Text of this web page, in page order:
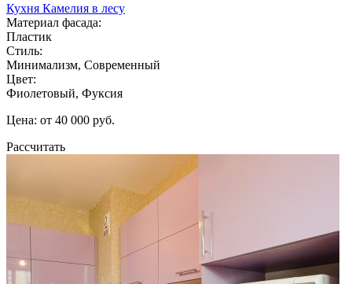
Кухня Камелия в лесу
Материал фасада:
Пластик
Стиль:
Минимализм, Современный
Цвет:
Фиолетовый, Фуксия
Цена: от 40 000 руб.
Рассчитать